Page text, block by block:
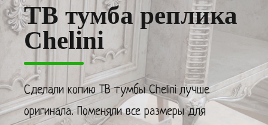
ТВ тумба реплика
Chelini
Сделали копию ТВ тумбы Chelini лучше
оригинала. Поменяли все размеры для